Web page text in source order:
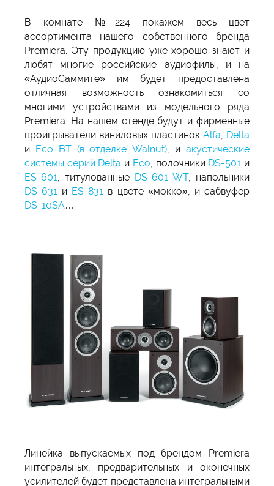
В комнате №224 покажем весь цвет
ассортимента нашего собственного бренда
Premiera. Эту продукцию уже хорошо знают и
любят многие российские аудиофилы, и на
«АудиоСаммите» им будет предоставлена
отличная возможность ознакомиться со
многими устройствами из модельного ряда
Premiera. На нашем стенде будут и фирменные
проигрыватели виниловых пластинок Alfa, Delta
и Eco BT (в отделке Walnut), иакустические
системы серий Delta и Eco, полочники DS-501 и
ES-601, титулованные DS-601 WT, напольники
DS-631 и ES-831 в цвете «мокко», и сабвуфер
DS-10SA…
Линейка выпускаемых под брендом Premiera
интегральных, предварительных и оконечных
усилителей будет представлена интегральными